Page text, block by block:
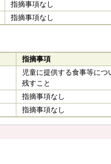
指摘事項なし
指摘事項なし
指摘事項
児童に提供する食事等に
残すこと
指摘事項なし
指摘事項なし